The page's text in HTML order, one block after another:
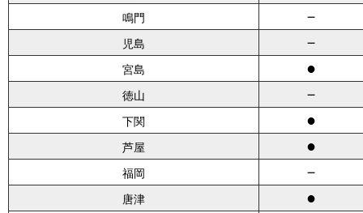
鳴門 －
児島 －
宮島 ●
徳山 －
下関 ●
芦屋 ●
福岡 －
唐津 ●